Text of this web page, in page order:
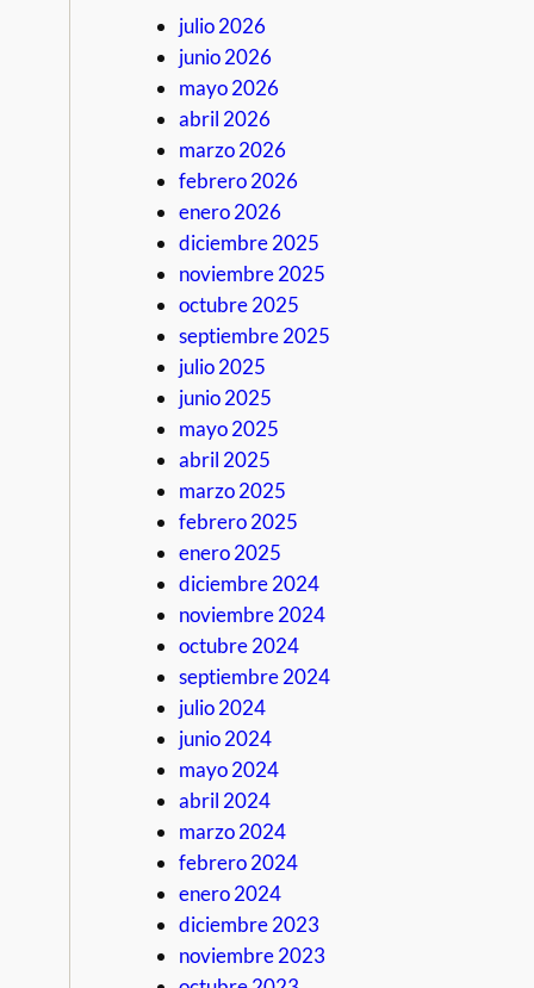
julio 2026
junio 2026
mayo 2026
abril 2026
marzo 2026
febrero 2026
enero 2026
diciembre 2025
noviembre 2025
octubre 2025
septiembre 2025
julio 2025
junio 2025
mayo 2025
abril 2025
marzo 2025
febrero 2025
enero 2025
diciembre 2024
noviembre 2024
octubre 2024
septiembre 2024
julio 2024
junio 2024
mayo 2024
abril 2024
marzo 2024
febrero 2024
enero 2024
diciembre 2023
noviembre 2023